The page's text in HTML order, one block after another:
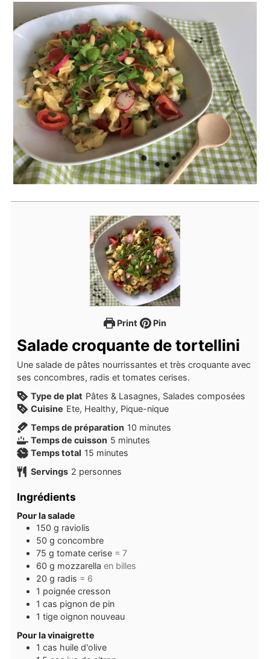
Print Pin
Salade croquante de tortellini
Une salade de pâtes nourrissantes et très croquante avec
ses concombres, radis et tomates cerises.
Type de plat Pâtes & Lasagnes, Salades composées
Cuisine Ete, Healthy, Pique-nique
Temps de préparation 10 minutes
minutes
Temps de cuisson 5 minutes
minutes
Temps total 15 minutes
minutes
Servings 2 personnes
Ingrédients
Pour la salade
150 g raviolis
50 g concombre
75 g tomate cerise = 7
60 g mozzarella en billes
20 g radis = 6
1 poignée cresson
1 cas pignon de pin
1 tige oignon nouveau
Pour la vinaigrette
1 cas huile d'olive